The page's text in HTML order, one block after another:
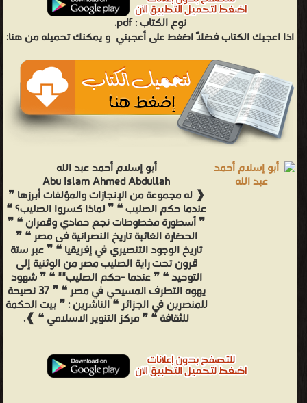
نوع الكتاب :pdf.
اذا اعجبك الكتاب فضلاً اضغط على أعجبني و يمكنك تحميله من هنا:
أبو إسلام أحمد عبد الله
Abu Islam Ahmed Abdullah
❰ له مجموعة من الإنجازات والمؤلفات أبرزها ❞
عندما حكم الصليب ❝ ❞ لماذا كسروا الصليب؟ ❝
❞ أسطورة مخطوطات نجع حمادي وقمران ❝ ❞
الحضارة الغائبة تاريخ النصرانية فى مصر ❝ ❞
تاريخ الوجود التنصيري في إفريقيا ❝ ❞ عبر ستة
قرون تحت راية الصليب مصر من الوثنية إلى
التوحيد ❝ ❞ عندما -حكم الصليب** ❝ ❞ شهود
يهوه التطرف المسيحي في مصر ❝ ❞ 37 نصيحة
للمنصرين في الجزائر ❝ الناشرين : ❞ بيت الحكمة
للثقافة ❝ ❞ مركز التنوير الاسلامي ❝ ❱.